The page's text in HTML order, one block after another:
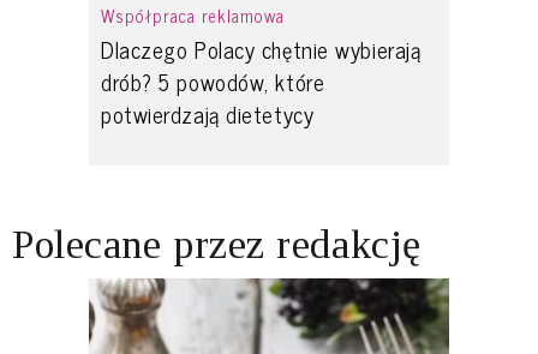
Współpraca reklamowa
Dlaczego Polacy chętnie wybierają
drób? 5 powodów, które
potwierdzają dietetycy
Polecane przez redakcję